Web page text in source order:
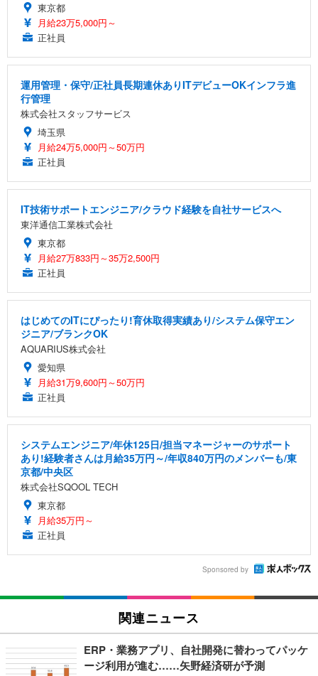
東京都
月給23万5,000円～
正社員
運用管理・保守/正社員長期連休ありITデビューOKインフラ進
行管理
株式会社スタッフサービス
埼玉県
月給24万5,000円～50万円
正社員
IT技術サポートエンジニア/クラウド経験を自社サービスへ
東洋通信工業株式会社
東京都
月給27万833円～35万2,500円
正社員
はじめてのITにぴったり!育休取得実績あり/システム保守エン
ジニア/ブランクOK
AQUARIUS株式会社
愛知県
月給31万9,600円～50万円
正社員
システムエンジニア/年休125日/担当マネージャーのサポート
あり!経験者さんは月給35万円～/年収840万円のメンバーも/東
京都/中央区
株式会社SQOOL TECH
東京都
月給35万円～
正社員
Sponsored by
関連ニュース
ERP・業務アプリ、自社開発に替わってパッケ
ージ利用が進む……矢野経済研が予測